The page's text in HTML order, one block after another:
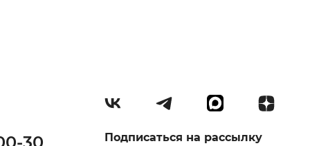
Подписаться на рассылку